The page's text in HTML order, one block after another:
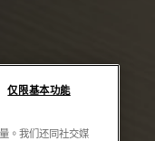
。我们还同社交媒
仅限基本功能